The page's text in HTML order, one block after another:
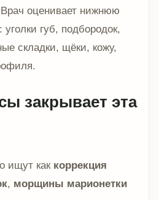
оценивает нижнюю
губ, подбородок,
складки, щёки, кожу,
закрывает эта
ищут как коррекция
, морщины марионетки